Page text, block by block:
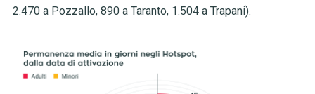
2.470 a Pozzallo, 890 a Taranto, 1.504 a Trapani).